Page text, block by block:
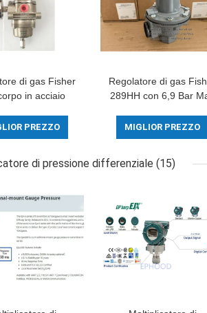
di gas Fisher
in acciaio
di 250 psi per
offshore
PREZZO
Regolatore di gas
289HH con 6,9 Bar
Spring Range e Nitrile
Diaphragm
MIGLIOR PREZZO
di pressione differenziale (15)